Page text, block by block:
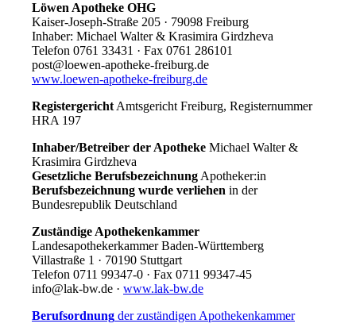
Löwen Apotheke OHG
Kaiser-Joseph-Straße 205 · 79098 Freiburg
Inhaber: Michael Walter & Krasimira Girdzheva
Telefon 0761 33431 · Fax 0761 286101
post@loewen-apotheke-freiburg.de
www.loewen-apotheke-freiburg.de
Registergericht Amtsgericht Freiburg, Registernummer
HRA 197
Inhaber/Betreiber der Apotheke Michael Walter &
Krasimira Girdzheva
Gesetzliche Berufsbezeichnung Apotheker:in
Berufsbezeichnung wurde verliehen in der
Bundesrepublik Deutschland
Zuständige Apothekenkammer
Landesapothekerkammer Baden-Württemberg
Villastraße 1 · 70190 Stuttgart
Telefon 0711 99347-0 · Fax 0711 99347-45
info@lak-bw.de · www.lak-bw.de
Berufsordnung der zuständigen Apothekenkammer